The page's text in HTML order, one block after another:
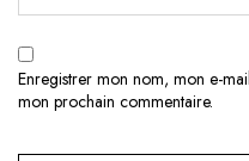
Enregistrer mon nom, mon e-
mon prochain commentaire.